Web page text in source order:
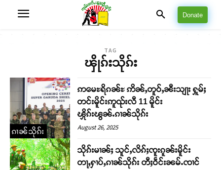
Donate
TAG
ၾိုၵ်းသိုၵ်း
ၵၢၼ်သိုၵ်း
ဢမေႊရိၵၼ်ႊ ဢိၼ်ႇတူဝ်ႇၼီးသျႃး ႁူမ်ႈ
တင်းမိူင်းဢူၺ်းလီ 11 မိူင်း
ၾိုၵ်းၽွၼ်ႉၵၢၼ်သိုၵ်း
August 26, 2025
သိုၵ်းမၢၼ်ႈ သူင်ႇလိၵ်ႈၸူးၵူၼ်းမိူင်း
တႃႇႁၢပ်ႇၵၢၼ်သိုၵ်း တီႈဝဵင်းၼမ်ႉၸၢင်